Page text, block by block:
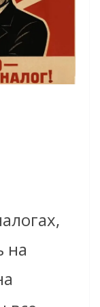
на